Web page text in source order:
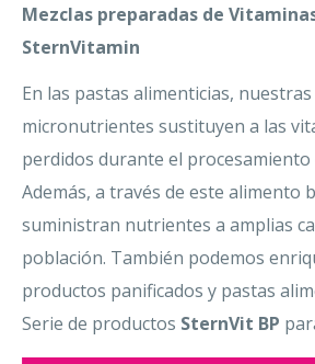
Mezclas preparadas de
SternVitamin
En las pastas alimenticias, nuestras
micronutrientes sustituyen a las
perdidos durante el procesamiento
Además, a través de este alimento
suministran nutrientes a amplias
población. También podemos
productos panificados y pastas
Serie de productos SternVit BP